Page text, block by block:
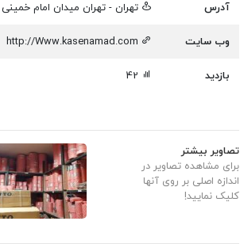
آدرس
تهران - تهران میدان امام
وب سایت
http://Www.kasenamad.com
بازدید
تصاویر بیشتر
برای مشاهده تصاویر در
اندازه اصلی بر روی آنها
کلیک نمایید!